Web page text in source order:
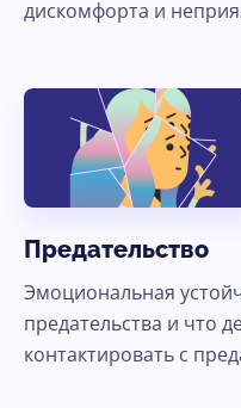
дискомфорта и
Предательство
Эмоциональная
предательства и что
контактировать с